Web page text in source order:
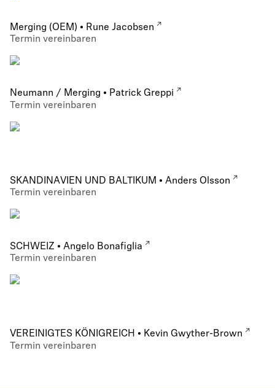
Merging (OEM) • Rune Jacobsen
Termin vereinbaren
Neumann / Merging • Patrick Greppi
Termin vereinbaren
SKANDINAVIEN UND BALTIKUM • Anders Olsson
Termin vereinbaren
SCHWEIZ • Angelo Bonafiglia
Termin vereinbaren
VEREINIGTES KÖNIGREICH • Kevin Gwyther-Brown
Termin vereinbaren